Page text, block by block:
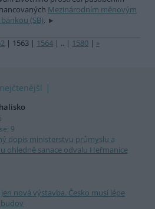
Mezinárodním měnovým
(SB).
| 1563 | 1564 | .. | 1580 | »
nejčtenější
9
dopis ministerstvu průmyslu a
ohledně sanace odvalu Heřmanice
nová výstavba. Česko musí lépe